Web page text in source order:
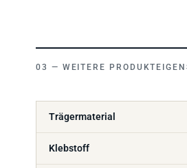
WEITERE
Trägermaterial
Klebstoff